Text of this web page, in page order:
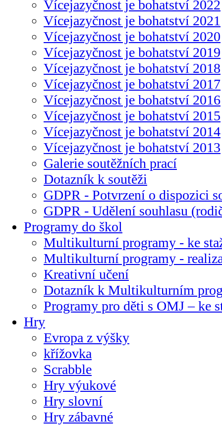
Vícejazyčnost je bohatství 2022
Vícejazyčnost je bohatství 2021
Vícejazyčnost je bohatství 2020
Vícejazyčnost je bohatství 2019
Vícejazyčnost je bohatství 2018
Vícejazyčnost je bohatství 2017
Vícejazyčnost je bohatství 2016
Vícejazyčnost je bohatství 2015
Vícejazyčnost je bohatství 2014
Vícejazyčnost je bohatství 2013
Galerie soutěžních prací
Dotazník k soutěži
GDPR - Potvrzení o dispozici
GDPR - Udělení souhlasu
Programy do škol
Multikulturní programy - ke
Multikulturní programy -
Kreativní učení
Dotazník k Multikulturním
Programy pro děti s OMJ – ke
Hry
Evropa z výšky
křížovka
Scrabble
Hry výukové
Hry slovní
Hry zábavné